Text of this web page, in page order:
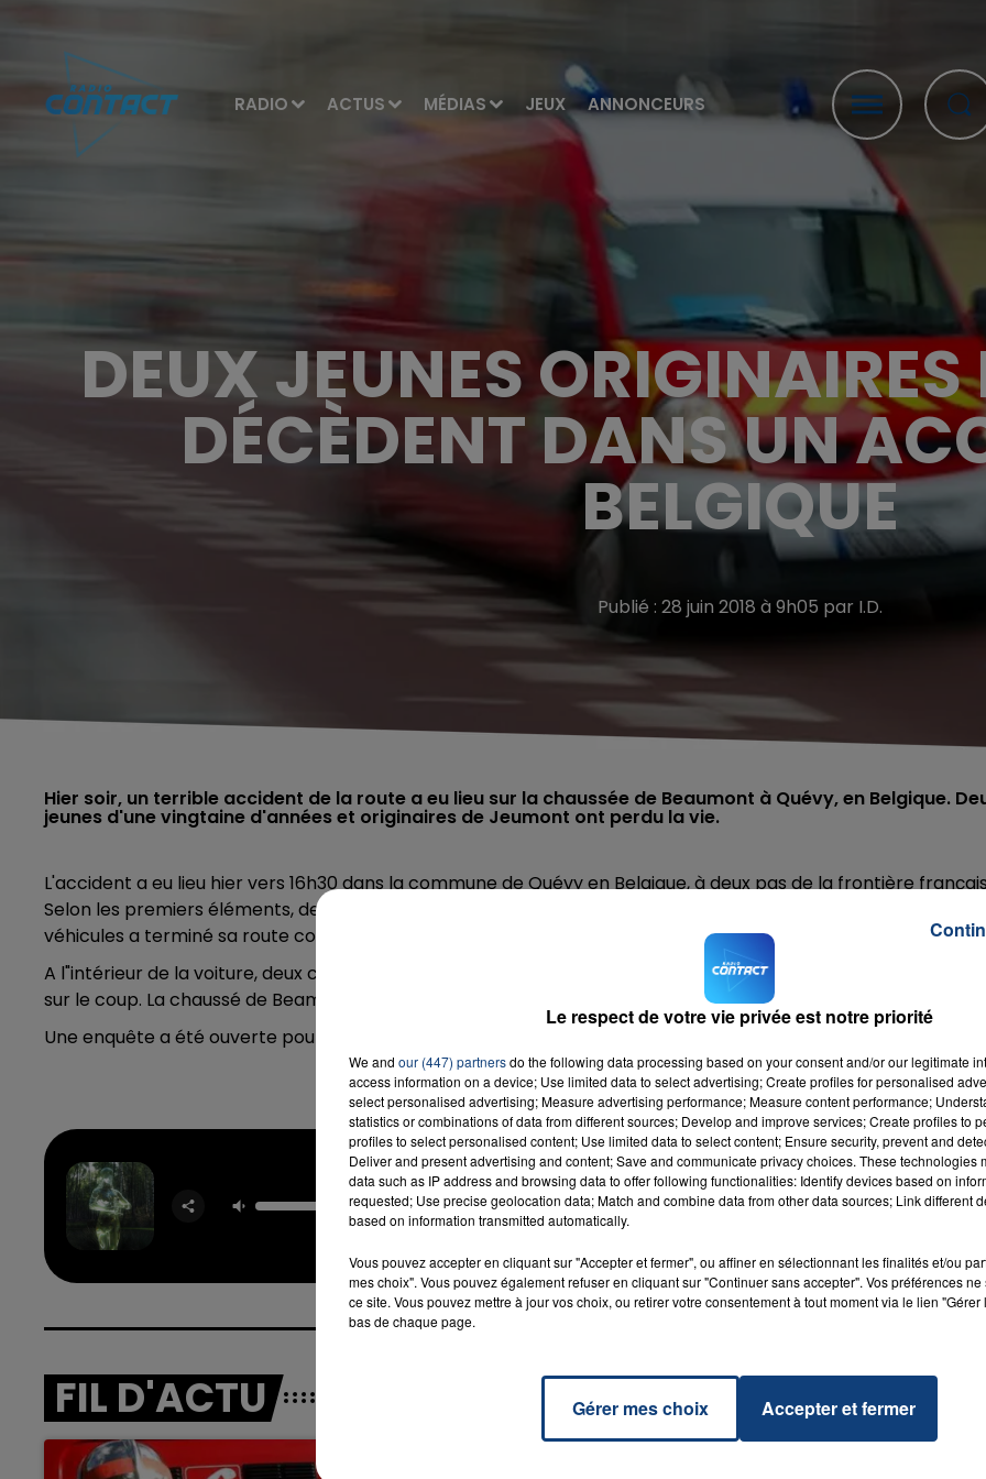
RADIO ACTUS MÉDIAS JEUX ANNONCEURS
DEUX JEUNES
DÉCÈDENT DANS UN
BELGIQUE
Publié : 28 juin 2018 à 9h05 par I.D.
Hier soir, un terrible accident de la route a eu lieu sur la chaussée de Beaumont à Quévy, en Belgique.
jeunes d'une vingtaine d'années et originaires de Jeumont ont perdu la vie.
L'accident a eu lieu hier vers 16h30 dans la commune de Quévy en Belgique, à deux pas de la frontière
Selon les premiers éléments, deux voitures se sont percutées lors d'une manoeuvre de dépassement. L'un des
véhicules a terminé sa route contre un arbre.
A l"intérieur de la voiture, deux cousins originaires de Jeumont et âgés d'une vingtaine d'années sont décédés
sur le coup. La chaussé de Beamont, lieu de l'accident, a été coupée plusieurs heures à la circulation.
Une enquête a été ouverte pour déterminer les circonstances exactes de l'accident.
Dis-Le
ANGELE
RADIO CONTACT
FIL D'ACTU
Le respect de votre vie privée est notre priorité
We and our (447) partnersdo the following data processing based on your consent and/or our legitimate
access information on a device; Use limited data to select advertising; Create profiles for personalised
select personalised advertising; Measure advertising performance; Measure content performance;
statistics or combinations of data from different sources; Develop and improve services; Create profiles to
profiles to select personalised content; Use limited data to select content; Ensure security, prevent and
Deliver and present advertising and content; Save and communicate privacy choices. These technologies
data such as IP address and browsing data to offer following functionalities: Identify devices based on
requested; Use precise geolocation data; Match and combine data from other data sources; Link different
based on information transmitted automatically.
Vous pouvez accepter en cliquant sur "Accepter et fermer", ou affiner en sélectionnant les finalités et/ou
mes choix". Vous pouvez également refuser en cliquant sur "Continuer sans accepter". Vos préférences
ce site. Vous pouvez mettre à jour vos choix, ou retirer votre consentement à tout moment via le lien
bas de chaque page.
Gérer mes choix Accepter et fermer